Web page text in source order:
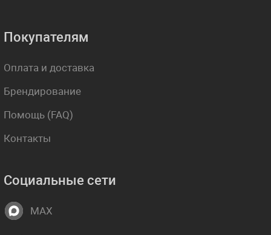
Покупателям
Оплата и доставка
Брендирование
Помощь (FAQ)
Контакты
Социальные сети
MAX